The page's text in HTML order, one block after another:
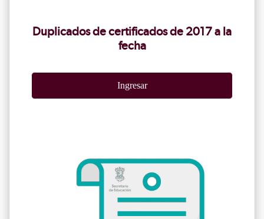
Duplicados de certificados de 2017 a la
fecha
Ingresar